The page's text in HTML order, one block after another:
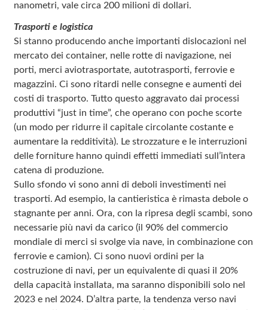
nanometri, vale circa 200 milioni di dollari.
Trasporti e logistica
Si stanno producendo anche importanti dislocazioni nel
mercato dei container, nelle rotte di navigazione, nei
porti, merci aviotrasportate, autotrasporti, ferrovie e
magazzini. Ci sono ritardi nelle consegne e aumenti dei
costi di trasporto. Tutto questo aggravato dai processi
produttivi “just in time”, che operano con poche scorte
(un modo per ridurre il capitale circolante costante e
aumentare la redditività). Le strozzature e le interruzioni
delle forniture hanno quindi effetti immediati sull’intera
catena di produzione.
Sullo sfondo vi sono anni di deboli investimenti nei
trasporti. Ad esempio, la cantieristica è rimasta debole o
stagnante per anni. Ora, con la ripresa degli scambi, sono
necessarie più navi da carico (il 90% del commercio
mondiale di merci si svolge via nave, in combinazione con
ferrovie e camion). Ci sono nuovi ordini per la
costruzione di navi, per un equivalente di quasi il 20%
della capacità installata, ma saranno disponibili solo nel
2023 e nel 2024. D’altra parte, la tendenza verso navi